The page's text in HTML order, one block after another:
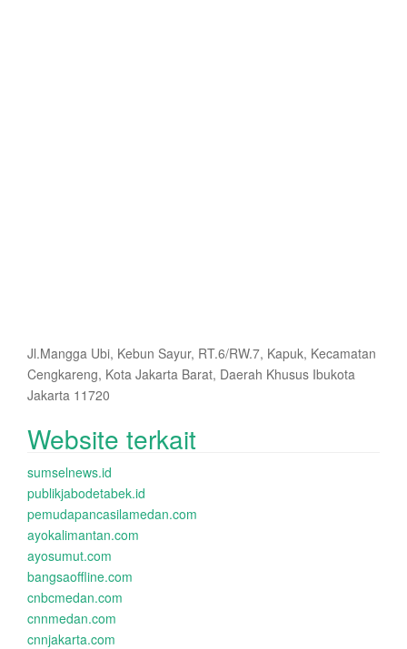
Jl.Mangga Ubi, Kebun Sayur, RT.6/RW.7, Kapuk, Kecamatan
Cengkareng, Kota Jakarta Barat, Daerah Khusus Ibukota
Jakarta 11720
Website terkait
sumselnews.id
publikjabodetabek.id
pemudapancasilamedan.com
ayokalimantan.com
ayosumut.com
bangsaoffline.com
cnbcmedan.com
cnnmedan.com
cnnjakarta.com